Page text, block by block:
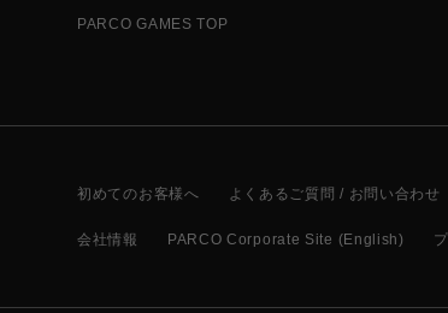
PARCO GAMES TOP
初めてのお客様へ よくあるご質問 / お問い合わせ
会社情報 PARCO Corporate Site (English)